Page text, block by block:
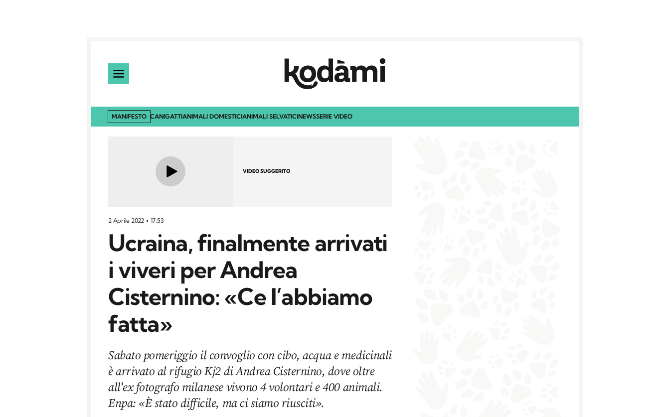
MANIFESTO CANIGATTIANIMALI DOMESTICIANIMALI SELVATICINEWSSERIE VIDEO
VIDEO SUGGERITO
2 Aprile 2022 17:53
Ucraina, finalmente arrivati
i viveri per Andrea
Cisternino: «Ce l’abbiamo
fatta»
Sabato pomeriggio il convoglio con cibo, acqua e medicinali
è arrivato al rifugio Kj2 di Andrea Cisternino, dove oltre
all'ex fotografo milanese vivono 4 volontari e 400 animali.
Enpa: «È stato difficile, ma ci siamo riusciti».